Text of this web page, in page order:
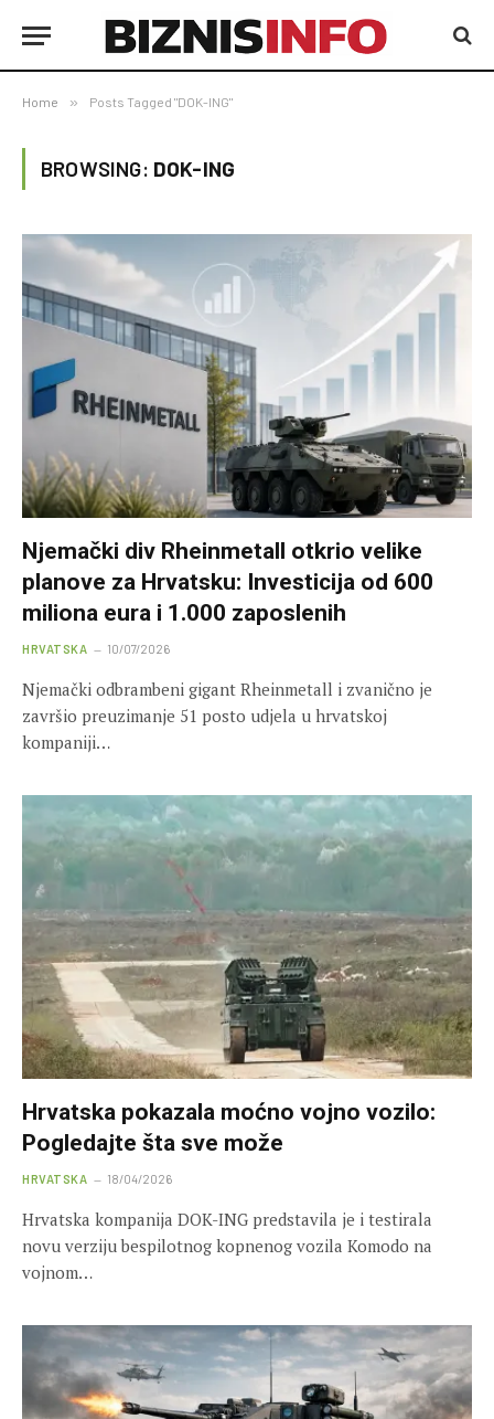
Home » Posts Tagged "DOK-ING"
BROWSING: DOK-ING
Njemački div Rheinmetall otkrio velike
planove za Hrvatsku: Investicija od 600
miliona eura i 1.000 zaposlenih
HRVATSKA 10/07/2026
Njemački odbrambeni gigant Rheinmetall i zvanično je
završio preuzimanje 51 posto udjela u hrvatskoj
kompaniji…
Hrvatska pokazala moćno vojno vozilo:
Pogledajte šta sve može
HRVATSKA 18/04/2026
Hrvatska kompanija DOK-ING predstavila je i testirala
novu verziju bespilotnog kopnenog vozila Komodo na
vojnom…